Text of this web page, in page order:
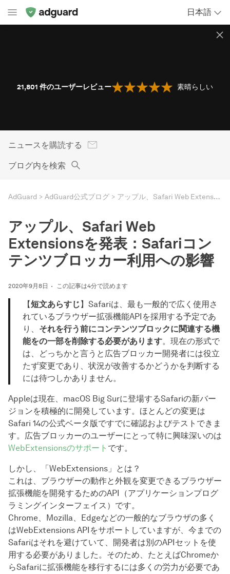
日本語
21,801 件のユーザーレビュー 素晴らしい
ニュースを購読する
ブログ内を検索
AdGuard AdGuard公式ブログ アップル、Safari Web Extensionsを発表：Safariコンテンツブロッカー利用への影響
アップル、Safari Web
Extensionsを発表：Safariコン
テンツブロッカー利用への影響
2020年9月8日 この記事は4分で読めます
【短文あらすじ】Safariは、最も一般的で広く使用さ
れているブラウザー拡張機能APIを採用する予定であ
り、 それを行う前にコンテンツブロックに関連する機
能をの一部を削除する必要があります。現在の形式で
は、どっちかと言うと広告ブロッカー開発者には役立
たず変更であり、状況が改善するかどうかを判断する
には待つしかありません。
Appleは現在、macOS Big Surに登場するSafariの新バー
ジョンを積極的に開発しています。ほとんどの変更は
Safari 14の公式ベータ版ですでに確認およびテストできま
す。広告ブロッカーのユーザーにとって特に興味深いのは
WebExtensionsのサポート です。
しかし、「WebExtensions」とは？
これは、ブラウザーの動作と外観を変更できるブラウザー
拡張機能を開発するためのAPI（アプリケーションプログ
ラミングインターフェイス）です。
Chrome、Mozilla、Edgeなどの一般的なブラウザの多く
はWebExtensions APIをサポートしていますが、今までの
Safariはそれを避けていて、開発者は別のAPIセットを使
用する必要がありました。そのため、たとえばChromeか
らSafariに拡張機能を移行するには多くの労力が必要であ